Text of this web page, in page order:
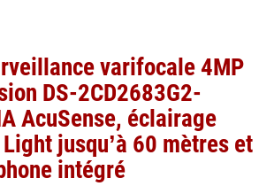
varifocale 4MP
DS-2CD2683G2-
AcuSense, éclairage
jusqu’à 60 mètres et
intégré